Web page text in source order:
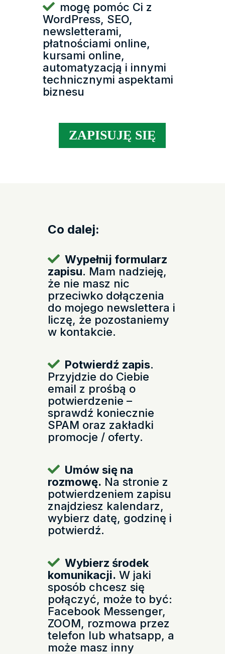
mogę pomóc Ci z
WordPress, SEO,
newsletterami,
płatnościami online,
kursami online,
automatyzacją i innymi
technicznymi aspektami
biznesu
ZAPISUJĘ SIĘ
Co dalej:
Wypełnij formularz
zapisu. Mam nadzieję,
że nie masz nic
przeciwko dołączenia
do mojego newslettera i
liczę, że pozostaniemy
w kontakcie.
Potwierdź zapis.
Przyjdzie do Ciebie
email z prośbą o
potwierdzenie –
sprawdź koniecznie
SPAM oraz zakładki
promocje / oferty.
Umów się na
rozmowę. Na stronie z
potwierdzeniem zapisu
znajdziesz kalendarz,
wybierz datę, godzinę i
potwierdź.
Wybierz środek
komunikacji. W jaki
sposób chcesz się
połączyć, może to być:
Facebook Messenger,
ZOOM, rozmowa przez
telefon lub whatsapp, a
może masz inny